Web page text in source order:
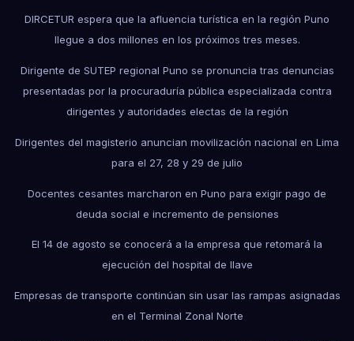
DIRCETUR espera que la afluencia turística en la región Puno
llegue a dos millones en los próximos tres meses.
Dirigente de SUTEP regional Puno se pronuncia tras denuncias
presentadas por la procuraduría pública especializada contra
dirigentes y autoridades electas de la región
Dirigentes del magisterio anuncian movilización nacional en Lima
para el 27, 28 y 29 de julio
Docentes cesantes marcharon en Puno para exigir pago de
deuda social e incremento de pensiones
El 14 de agosto se conocerá a la empresa que retomará la
ejecución del hospital de Ilave
Empresas de transporte continúan sin usar las rampas asignadas
en el Terminal Zonal Norte